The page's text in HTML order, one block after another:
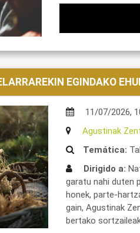
EGINDAKO
11/07/2026,
Agustinak
Temática:
Dirigido a:
garatu nahi duten
honek, parte-
gain, Agustinak
bertako